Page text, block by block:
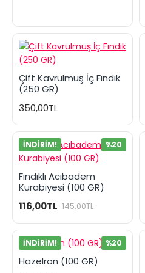
Çift Kavrulmuş İç Fındık
(250 GR)
350,00TL
İNDIRIM! %20
Fındıklı Acıbadem
Kurabiyesi (100 GR)
116,00TL 145,00TL
İNDIRIM! %20
Hazelron (100 GR)